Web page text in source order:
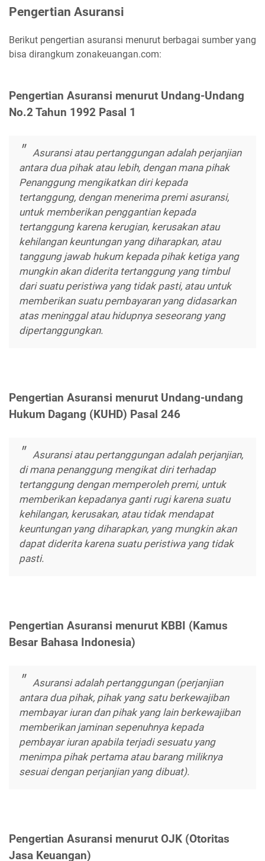
Pengertian Asuransi
Berikut pengertian asuransi menurut berbagai sumber yang
bisa dirangkum zonakeuangan.com:
Pengertian Asuransi menurut Undang-Undang
No.2 Tahun 1992 Pasal 1
Asuransi atau pertanggungan adalah perjanjian
antara dua pihak atau lebih, dengan mana pihak
Penanggung mengikatkan diri kepada
tertanggung, dengan menerima premi asuransi,
untuk memberikan penggantian kepada
tertanggung karena kerugian, kerusakan atau
kehilangan keuntungan yang diharapkan, atau
tanggung jawab hukum kepada pihak ketiga yang
mungkin akan diderita tertanggung yang timbul
dari suatu peristiwa yang tidak pasti, atau untuk
memberikan suatu pembayaran yang didasarkan
atas meninggal atau hidupnya seseorang yang
dipertanggungkan.
Pengertian Asuransi menurut Undang-undang
Hukum Dagang (KUHD) Pasal 246
Asuransi atau pertanggungan adalah perjanjian,
di mana penanggung mengikat diri terhadap
tertanggung dengan memperoleh premi, untuk
memberikan kepadanya ganti rugi karena suatu
kehilangan, kerusakan, atau tidak mendapat
keuntungan yang diharapkan, yang mungkin akan
dapat diderita karena suatu peristiwa yang tidak
pasti.
Pengertian Asuransi menurut KBBI (Kamus
Besar Bahasa Indonesia)
Asuransi adalah pertanggungan (perjanjian
antara dua pihak, pihak yang satu berkewajiban
membayar iuran dan pihak yang lain berkewajiban
memberikan jaminan sepenuhnya kepada
pembayar iuran apabila terjadi sesuatu yang
menimpa pihak pertama atau barang miliknya
sesuai dengan perjanjian yang dibuat).
Pengertian Asuransi menurut OJK (Otoritas
Jasa Keuangan)